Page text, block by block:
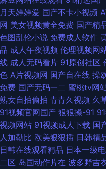
月天婷婷爱 国产不卡小视频
网 美女视频黄全免费 国产精
色图乱伦小说 免费成人软件
品 成人午夜视频 伦理视频网
线 成人无码看片 91原创社区
色 A片视频网 国产自在线 操
免费 国产无码一二 蜜桃tv网
熟女自拍偷拍 青青久视频 久
91视频官网国产 狠狠操-91
视频网站 91视频成人下载 国
人加勒比 欧美狠狠插 日韩精
日韩在线观看精品 日本一级
二区 岛国动作片在 波多野吉